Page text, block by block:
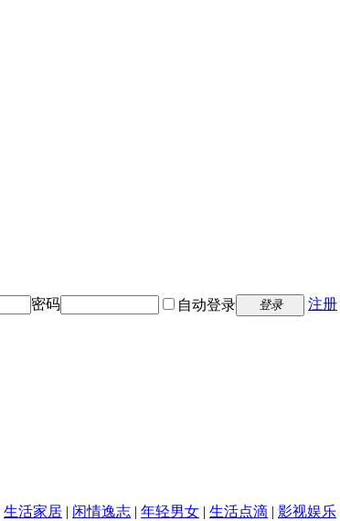
密码
自动登录 登录 注册
生活家居 | 闲情逸志 | 年轻男女 | 生活点滴 | 影视娱乐